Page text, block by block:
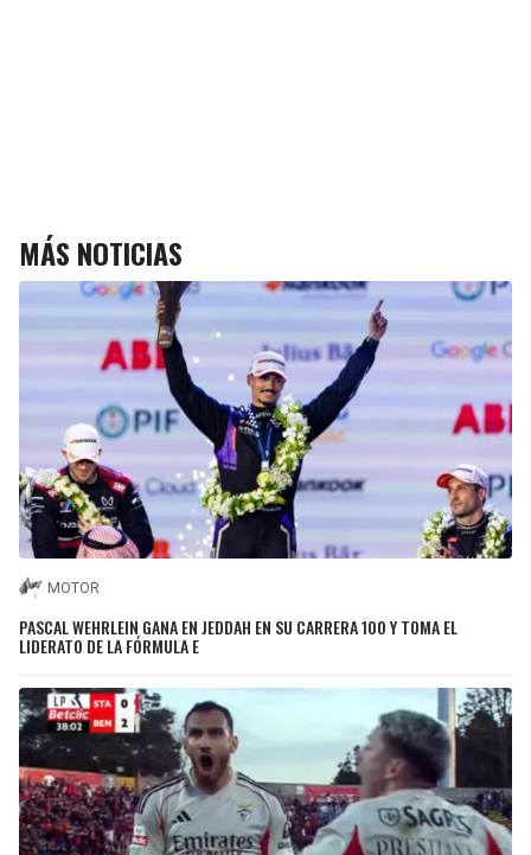
MÁS NOTICIAS
MOTOR
PASCAL WEHRLEIN GANA EN JEDDAH EN SU CARRERA 100 Y TOMA EL
LIDERATO DE LA FÓRMULA E